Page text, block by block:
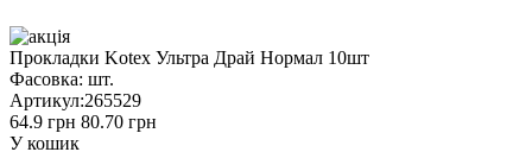
Прокладки Kotex Ультра Драй Нормал 10шт
Фасовка: шт.
Артикул:265529
64.9 грн 80.70 грн
У кошик